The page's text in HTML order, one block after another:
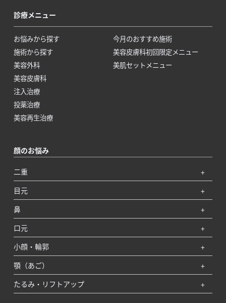
診療メニュー
お悩みから探す
施術から探す
美容外科
美容皮膚科
注入治療
投薬治療
美容再生治療
今月のおすすめ施術
美容皮膚科初回限定メニュー
美肌セットメニュー
顔のお悩み
二重
目元
鼻
口元
小顔・輪郭
顎（あご）
たるみ・リフトアップ